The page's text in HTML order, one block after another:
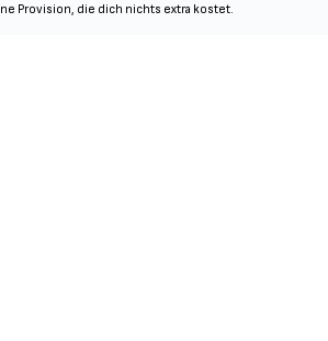
Provision, die dich nichts extra kostet.